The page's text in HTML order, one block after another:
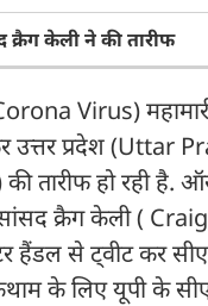
क्रैग केली ने की तारीफ
Virus)
उत्तर प्रदेश (Uttar
तारीफ हो रही है.
क्रैग केली (
हैंडल से ट्वीट कर
के लिए यूपी के